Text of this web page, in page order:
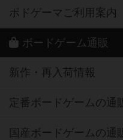
ボドゲーマご利用案内
ボードゲーム通販
新作・再入荷情報
定番ボードゲームの通
国産ボードゲームの通